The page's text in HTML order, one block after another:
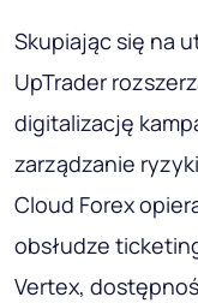
Skupiając się na
UpTrader
digitalizację
zarządzanie
Cloud Forex
obsłudze
Vertex,